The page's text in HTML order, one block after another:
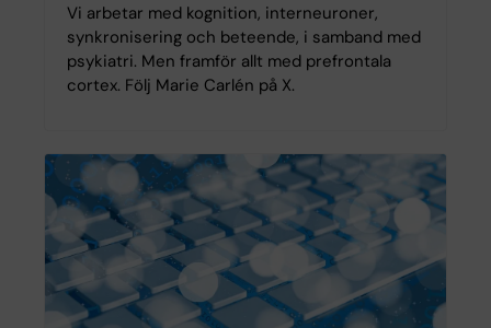
Vi arbetar med kognition, interneuroner,
synkronisering och beteende, i samband med
psykiatri. Men framför allt med prefrontala
cortex. Följ Marie Carlén på X.